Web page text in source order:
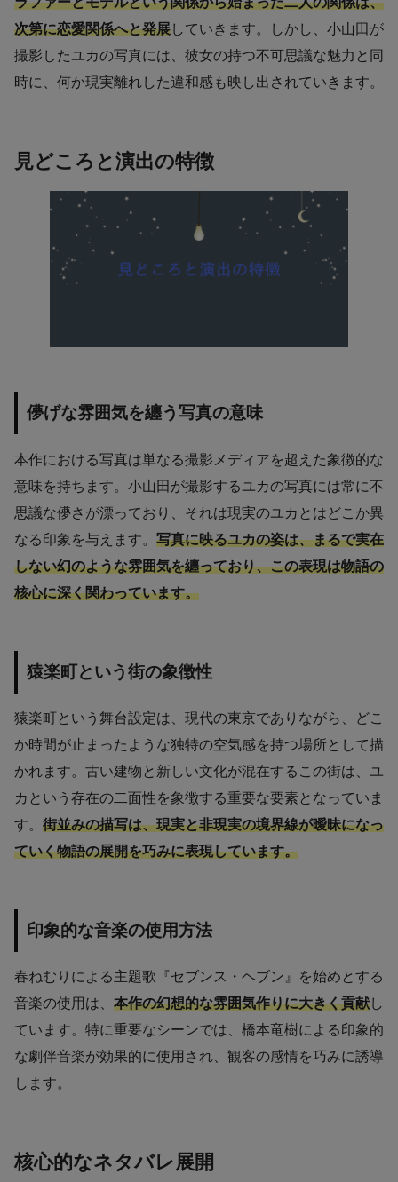
次第に恋愛関係へと発展 していきます。しかし、小山田が
撮影したユカの写真には、彼女の持つ不可思議な魅力と同
時に、何か現実離れした違和感も映し出されていきます。
見どころと演出の特徴
儚げな雰囲気を纏う写真の意味
本作における写真は単なる撮影メディアを超えた象徴的な
意味を持ちます。小山田が撮影するユカの写真には常に不
思議な儚さが漂っており、それは現実のユカとはどこか異
なる印象を与えます。 写真に映るユカの姿は、まるで実在
しない幻のような雰囲気を纏っており、この表現は物語の
核心に深く関わっています。
猿楽町という街の象徴性
猿楽町という舞台設定は、現代の東京でありながら、どこ
か時間が止まったような独特の空気感を持つ場所として描
かれます。古い建物と新しい文化が混在するこの街は、ユ
カという存在の二面性を象徴する重要な要素となっていま
す。 街並みの描写は、現実と非現実の境界線が曖昧になっ
ていく物語の展開を巧みに表現しています。
印象的な音楽の使用方法
春ねむりによる主題歌『セブンス・ヘブン』を始めとする
音楽の使用は、 本作の幻想的な雰囲気作りに大きく貢献し
ています。特に重要なシーンでは、橋本竜樹による印象的
な劇伴音楽が効果的に使用され、観客の感情を巧みに誘導
します。
核心的なネタバレ展開